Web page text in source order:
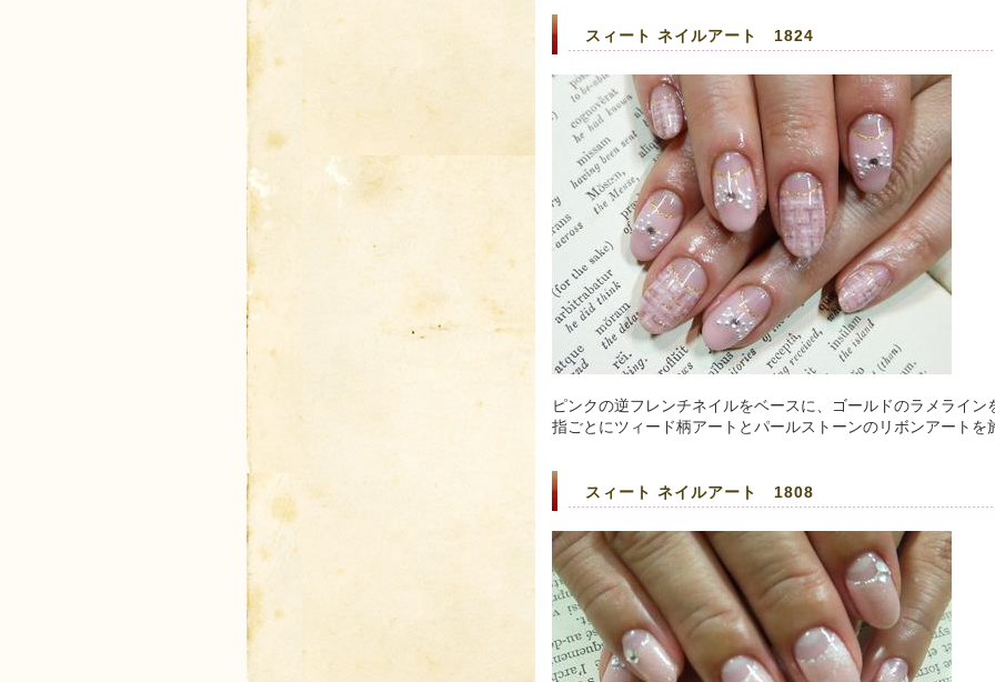
スィート ネイルアート 1824
ピンクの逆フレンチネイルをベースに、ゴールドのラメライン
指ごとにツィード柄アートとパールストーンのリボンアートを
スィート ネイルアート 1808